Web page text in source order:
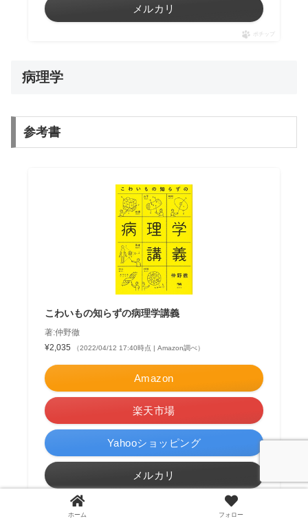
メルカリ
ポチップ
病理学
参考書
こわいもの知らずの病理学講義
著:仲野徹
¥2,035
（2022/04/12 17:40時点 | Amazon調べ）
Amazon
楽天市場
Yahooショッピング
メルカリ
ホーム フォロー